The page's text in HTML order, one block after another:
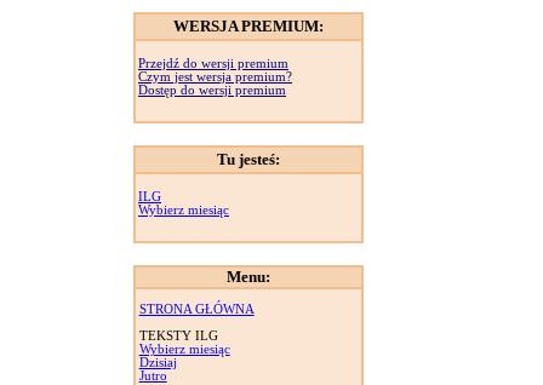
WERSJA PREMIUM:
Przejdź do wersji premium
Czym jest wersja premium?
Dostęp do wersji premium
Tu jesteś:
ILG
Wybierz miesiąc
Menu:
STRONA GŁÓWNA
TEKSTY ILG
Wybierz miesiąc
Dzisiaj
Jutro